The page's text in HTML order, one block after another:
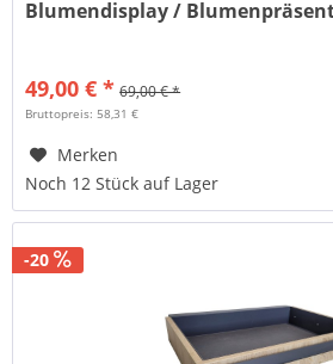
Blumendisplay /
49,00 € * 69,00 € *
Bruttopreis: 58,31 €
Merken
Noch 12 Stück auf Lager
-20